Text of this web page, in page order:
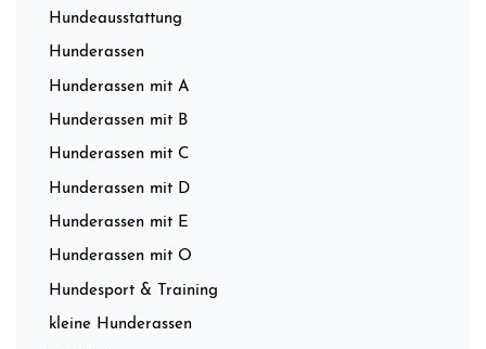
Hundeausstattung
Hunderassen
Hunderassen mit A
Hunderassen mit B
Hunderassen mit C
Hunderassen mit D
Hunderassen mit E
Hunderassen mit O
Hundesport & Training
kleine Hunderassen